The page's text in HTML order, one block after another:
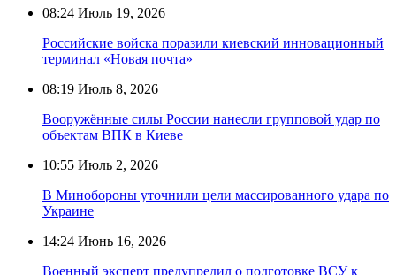
08:24 Июль 19, 2026
Российские войска поразили киевский инновационный
терминал «Новая почта»
08:19 Июль 8, 2026
Вооружённые силы России нанесли групповой удар по
объектам ВПК в Киеве
10:55 Июль 2, 2026
В Минобороны уточнили цели массированного удара по
Украине
14:24 Июнь 16, 2026
Военный эксперт предупредил о подготовке ВСУ к